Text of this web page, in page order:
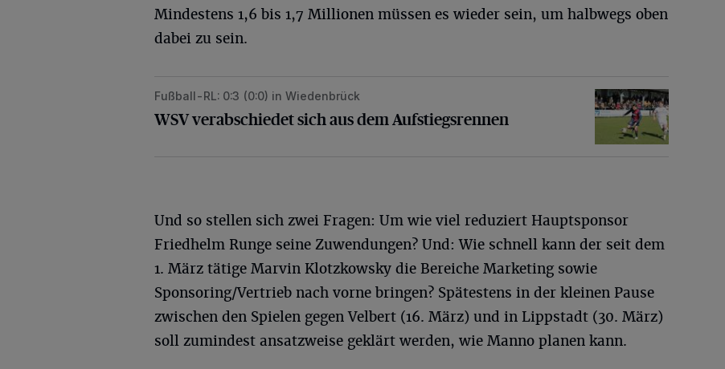
Mindestens 1,6 bis 1,7 Millionen müssen es wieder sein, um halbwegs oben
dabei zu sein.
WSV verabschiedet sich aus dem Aufstiegsrennen
Fußball-RL: 0:3 (0:0) in Wiedenbrück
WSV verabschiedet sich aus dem Aufstiegsrennen
Und so stellen sich zwei Fragen: Um wie viel reduziert Hauptsponsor
Friedhelm Runge seine Zuwendungen? Und: Wie schnell kann der seit dem
1. März tätige Marvin Klotzkowsky die Bereiche Marketing sowie
Sponsoring/Vertrieb nach vorne bringen? Spätestens in der kleinen Pause
zwischen den Spielen gegen Velbert (16. März) und in Lippstadt (30. März)
soll zumindest ansatzweise geklärt werden, wie Manno planen kann.